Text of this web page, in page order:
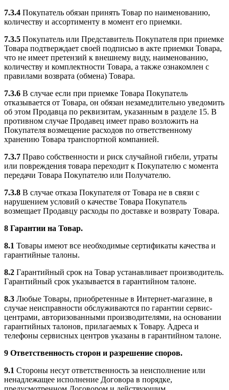
7.3.4 Покупатель обязан принять Товар по наименованию,
количеству и ассортименту в момент его приемки.
7.3.5 Покупатель или Представитель Покупателя при приемке
Товара подтверждает своей подписью в акте приемки Товара,
что не имеет претензий к внешнему виду, наименованию,
количеству и комплектности Товара, а также ознакомлен с
правилами возврата (обмена) Товара.
7.3.6 В случае если при приемке Товара Покупатель
отказывается от Товара, он обязан незамедлительно уведомить
об этом Продавца по реквизитам, указанным в разделе 15. В
противном случае Продавец имеет право возложить на
Покупателя возмещение расходов по ответственному
хранению Товара транспортной компанией.
7.3.7 Право собственности и риск случайной гибели, утраты
или повреждения товара переходит к Покупателю с момента
передачи Товара Покупателю или Получателю.
7.3.8 В случае отказа Покупателя от Товара не в связи с
нарушением условий о качестве Товара Покупатель
возмещает Продавцу расходы по доставке и возврату Товара.
8 Гарантии на Товар.
8.1 Товары имеют все необходимые сертификаты качества и
гарантийные талоны.
8.2 Гарантийный срок на Товар устанавливает производитель.
Гарантийный срок указывается в гарантийном талоне.
8.3 Любые Товары, приобретенные в Интернет-магазине, в
случае неисправности обслуживаются по гарантии сервис-
центрами, авторизованными производителями, на основании
гарантийных талонов, прилагаемых к Товару. Адреса и
телефоны сервисных центров указаны в гарантийном талоне.
9 Ответственность сторон и разрешение споров.
9.1 Стороны несут ответственность за неисполнение или
ненадлежащее исполнение Договора в порядке,